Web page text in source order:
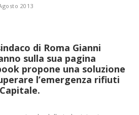
2013
di Roma Gianni
sulla sua pagina
propone una soluzione
l’emergenza rifiuti